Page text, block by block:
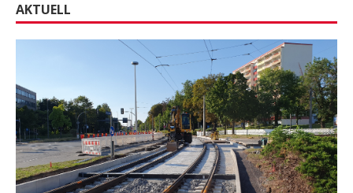
AKTUELL